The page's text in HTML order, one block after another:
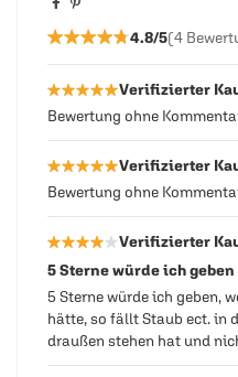
★★★★★
★★★★★4.8/5(4
★★★★★
★★★★★Verifizierter
Bewertung ohne
★★★★★
★★★★★Verifizierter
Bewertung ohne
★★★★★
★★★★★Verifizierter
5 Sterne würde ich geben
5 Sterne würde ich geben,
hätte, so fällt Staub ect. in
draußen stehen hat und